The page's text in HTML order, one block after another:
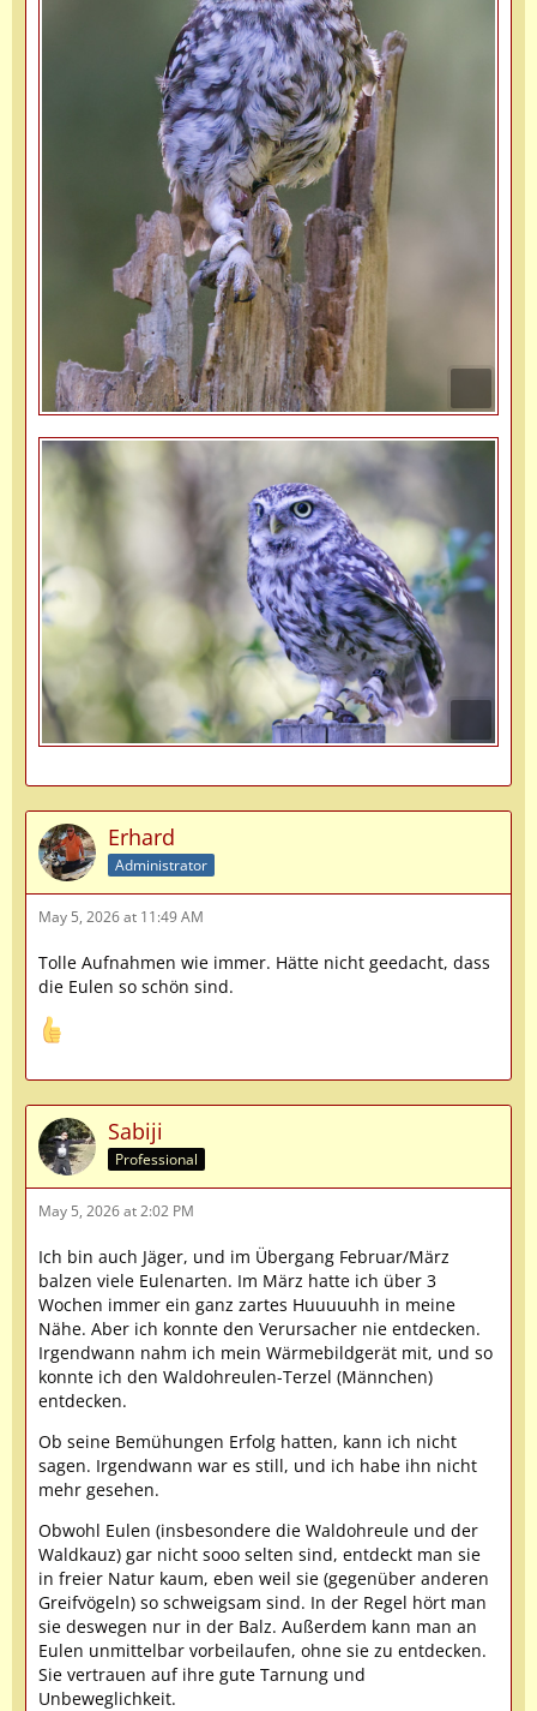
Erhard
Administrator
May 5, 2026 at 11:49 AM
Tolle Aufnahmen wie immer. Hätte nicht geedacht, dass
die Eulen so schön sind.
Sabiji
Professional
May 5, 2026 at 2:02 PM
Ich bin auch Jäger, und im Übergang Februar/März
balzen viele Eulenarten. Im März hatte ich über 3
Wochen immer ein ganz zartes Huuuuuhh in meine
Nähe. Aber ich konnte den Verursacher nie entdecken.
Irgendwann nahm ich mein Wärmebildgerät mit, und so
konnte ich den Waldohreulen-Terzel (Männchen)
entdecken.
Ob seine Bemühungen Erfolg hatten, kann ich nicht
sagen. Irgendwann war es still, und ich habe ihn nicht
mehr gesehen.
Obwohl Eulen (insbesondere die Waldohreule und der
Waldkauz) gar nicht sooo selten sind, entdeckt man sie
in freier Natur kaum, eben weil sie (gegenüber anderen
Greifvögeln) so schweigsam sind. In der Regel hört man
sie deswegen nur in der Balz. Außerdem kann man an
Eulen unmittelbar vorbeilaufen, ohne sie zu entdecken.
Sie vertrauen auf ihre gute Tarnung und
Unbeweglichkeit.